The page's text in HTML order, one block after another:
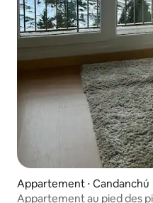
Appartement ⋅ Candanchú
Appartement au pied des